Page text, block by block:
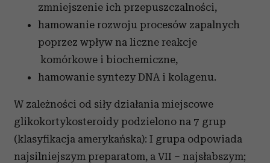
zmniejszenie ich przepuszczalności,
hamowanie rozwoju procesów zapalnych
poprzez wpływ na liczne reakcje
komórkowe i biochemiczne,
hamowanie syntezy DNA i kolagenu.
W zależności od siły działania miejscowe
glikokortykosteroidy podzielono na 7 grup
(klasyfikacja amerykańska): I grupa odpowiada
najsilniejszym preparatom, a VII – najsłabszym;